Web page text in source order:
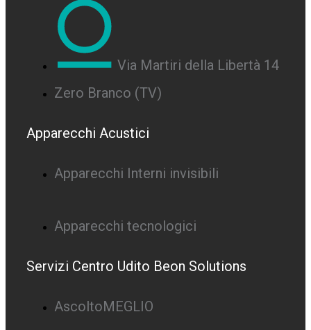
Via Martiri della Libertà 14
Zero Branco (TV)
Apparecchi Acustici
Apparecchi Interni invisibili
Apparecchi tecnologici
Servizi Centro Udito Beon Solutions
AscoltoMEGLIO